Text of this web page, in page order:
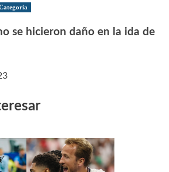
se hicieron daño en la ida de